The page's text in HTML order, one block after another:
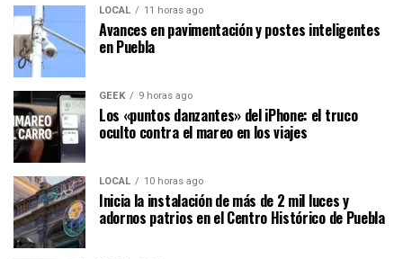
LOCAL 11 horas ago
Avances en pavimentación y postes inteligentes
en Puebla
GEEK 9 horas ago
Los «puntos danzantes» del iPhone: el truco
oculto contra el mareo en los viajes
LOCAL 10 horas ago
Inicia la instalación de más de 2 mil luces y
adornos patrios en el Centro Histórico de Puebla